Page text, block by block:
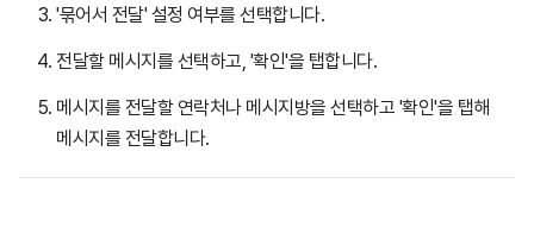
'묶어서 전달' 설정 여부를 선택합니다.
전달할 메시지를 선택하고, '확인'을 탭합니다.
메시지를 전달할 연락처나 메시지방을 선택하고 '확인'을 탭해
메시지를 전달합니다.